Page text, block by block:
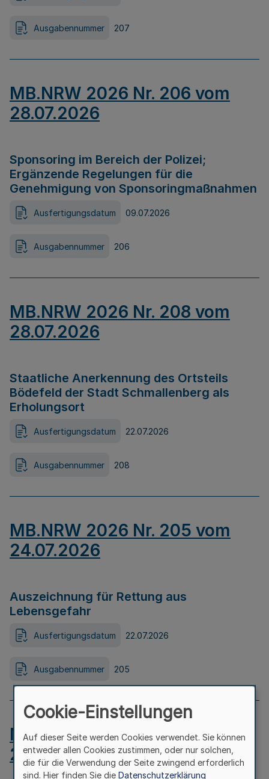
Ausgabennummer 207
MB.NRW 2026 Nr. 206 vom
28.07.2026
Sponsoring im Bereich der Polizei;
Ergänzende Regelungen für die
Genehmigung von Sponsoringmaßnahmen
Ausfertigungsdatum 09.07.2026
Ausgabennummer 206
MB.NRW 2026 Nr. 208 vom
28.07.2026
Staatliche Anerkennung des Ortsteils
Bödefeld der Stadt Schmallenberg als
Erholungsort
Ausfertigungsdatum 22.07.2026
Ausgabennummer 208
MB.NRW 2026 Nr. 205 vom
24.07.2026
Auszeichnung für Rettung aus
Lebensgefahr
Ausfertigungsdatum 22.07.2026
Ausgabennummer 205
MB.NRW 2026 Nr. 204 vom
24.07.2026
Cookie-Einstellungen
Auf dieser Seite werden Cookies verwendet. Sie können
entweder allen Cookies zustimmen, oder nur solchen,
die für die Verwendung der Seite zwingend erforderlich
sind. Hier finden Sie die Datenschutzerklärung